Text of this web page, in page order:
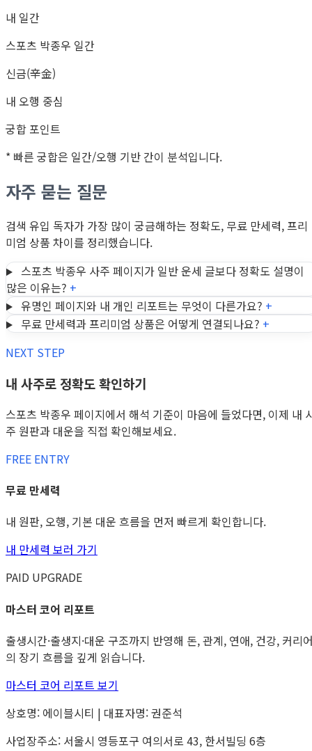
내 일간
스포츠 박종우 일간
신금(辛金)
내 오행 중심
궁합 포인트
* 빠른 궁합은 일간/오행 기반 간이 분석입니다.
자주 묻는 질문
검색 유입 독자가 가장 많이 궁금해하는 정확도, 무료 만세력, 프리
미엄 상품 차이를 정리했습니다.
스포츠 박종우 사주 페이지가 일반 운세 글보다 정확도 설명이
많은 이유는? +
유명인 페이지와 내 개인 리포트는 무엇이 다른가요? +
무료 만세력과 프리미엄 상품은 어떻게 연결되나요? +
NEXT STEP
내 사주로 정확도 확인하기
스포츠 박종우 페이지에서 해석 기준이 마음에 들었다면, 이제 내
주 원판과 대운을 직접 확인해보세요.
FREE ENTRY
무료 만세력
내 원판, 오행, 기본 대운 흐름을 먼저 빠르게 확인합니다.
내 만세력 보러 가기
PAID UPGRADE
마스터 코어 리포트
출생시간·출생지·대운 구조까지 반영해 돈, 관계, 연애, 건강, 커리
의 장기 흐름을 깊게 읽습니다.
마스터 코어 리포트 보기
상호명: 에이블시티 | 대표자명: 권준석
사업장주소: 서울시 영등포구 여의서로 43, 한서빌딩 6층